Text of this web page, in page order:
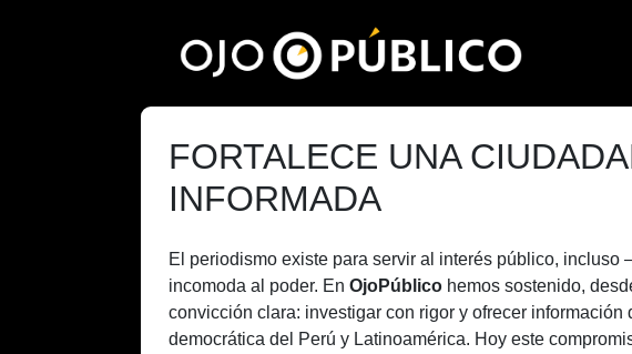
FORTALECE UNA
INFORMADA
El periodismo existe para servir al interés público,
incomoda al poder. En OjoPúblico hemos sostenido,
convicción clara: investigar con rigor y ofrecer
democrática del Perú y Latinoamérica. Hoy este